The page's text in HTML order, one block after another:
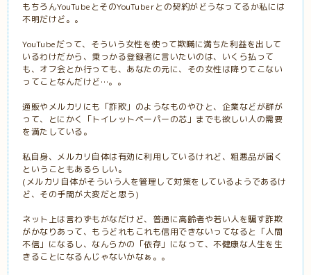
もちろんYouTubeとそのYouTuberとの契約がどうなってるか私には
不明だけど。。
YouTubeだって、そういう女性を使って欺瞞に満ちた利益を出して
いるわけだから、乗っかる登録者に言いたいのは、いくら払って
も、オフ会とか行っても、あなたの元に、その女性は降りてこない
ってことなんだけど…。。
通販やメルカリにも「詐欺」のようなものやひと、企業などが群が
って、とにかく「トイレットペーパーの芯」までも欲しい人の需要
を満たしている。
私自身、メルカリ自体は有効に利用しているけれど、粗悪品が届く
ということもあるらしい。
(メルカリ自体がそういう人を管理して対策をしているようであるけ
ど、その手間が大変だと思う)
ネット上は言わずもがなだけど、普通に高齢者や若い人を騙す詐欺
がかなりあって、もうどれもこれも信用できないってなると「人間
不信」になるし、なんらかの「依存」になって、不健康な人生を生
きることになるんじゃないかなぁ。。